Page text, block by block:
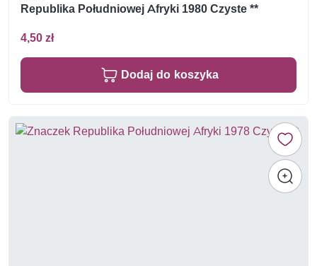
Republika Południowej Afryki 1980 Czyste **
4,50 zł
Dodaj do koszyka